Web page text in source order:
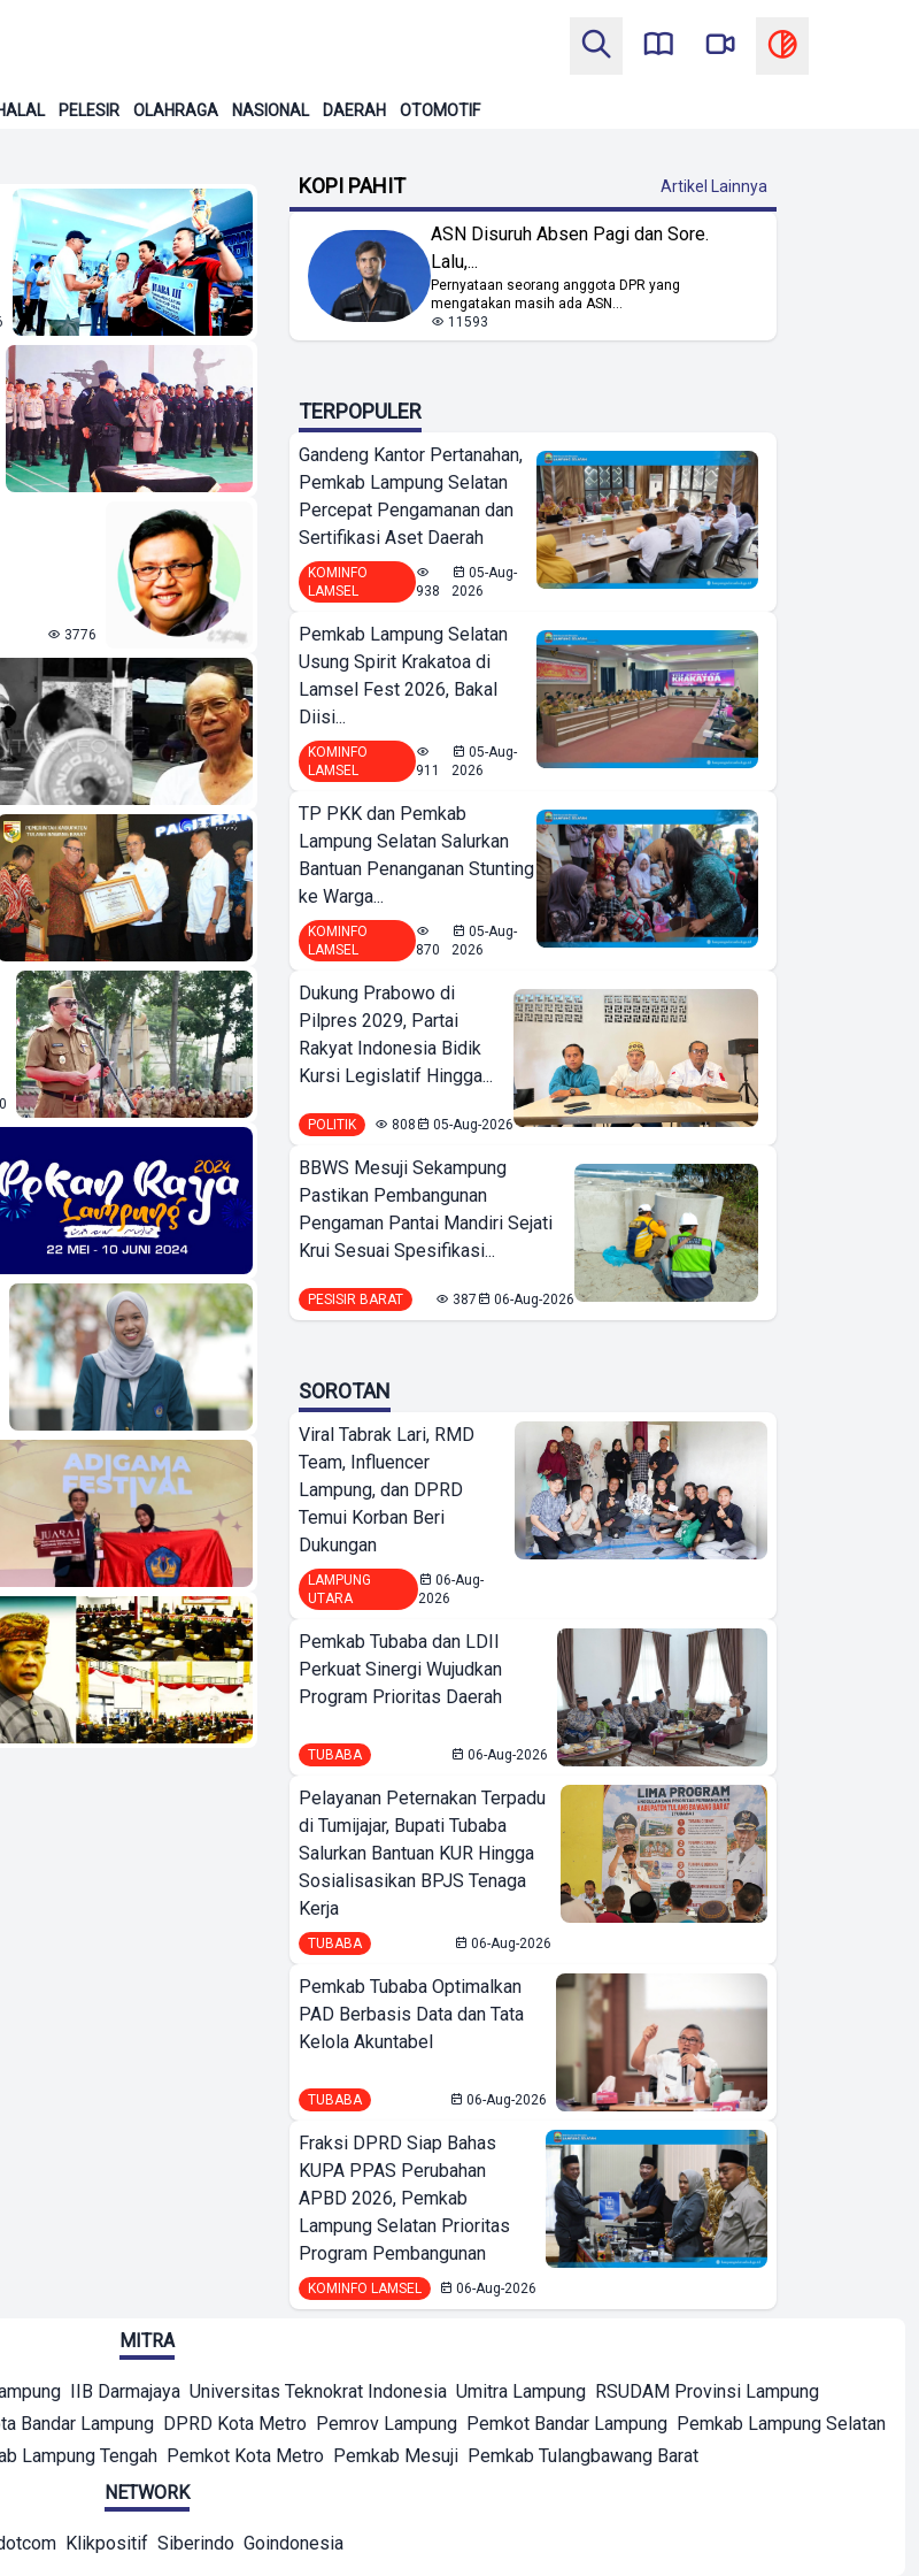
PELESIR OLAHRAGA NASIONAL DAERAH OTOMOTIF
3776
KOPI PAHIT Artikel Lainnya
ASN Disuruh Absen Pagi dan Sore.
Lalu,...
Pernyataan seorang anggota DPR yang
mengatakan masih ada ASN...
11593
TERPOPULER
Gandeng Kantor Pertanahan,
Pemkab Lampung Selatan
Percepat Pengamanan dan
Sertifikasi Aset Daerah
KOMINFO
LAMSEL
938
05-Aug-
2026
Pemkab Lampung Selatan
Usung Spirit Krakatoa di
Lamsel Fest 2026, Bakal
Diisi...
KOMINFO
LAMSEL
911
05-Aug-
2026
TP PKK dan Pemkab
Lampung Selatan Salurkan
Bantuan Penanganan Stunting
ke Warga...
KOMINFO
LAMSEL
870
05-Aug-
2026
Dukung Prabowo di
Pilpres 2029, Partai
Rakyat Indonesia Bidik
Kursi Legislatif Hingga...
POLITIK 808 05-Aug-2026
BBWS Mesuji Sekampung
Pastikan Pembangunan
Pengaman Pantai Mandiri Sejati
Krui Sesuai Spesifikasi...
PESISIR BARAT 387 06-Aug-2026
SOROTAN
Viral Tabrak Lari, RMD
Team, Influencer
Lampung, dan DPRD
Temui Korban Beri
Dukungan
LAMPUNG
UTARA
06-Aug-
2026
Pemkab Tubaba dan LDII
Perkuat Sinergi Wujudkan
Program Prioritas Daerah
TUBABA 06-Aug-2026
Pelayanan Peternakan Terpadu
di Tumijajar, Bupati Tubaba
Salurkan Bantuan KUR Hingga
Sosialisasikan BPJS Tenaga
Kerja
TUBABA 06-Aug-2026
Pemkab Tubaba Optimalkan
PAD Berbasis Data dan Tata
Kelola Akuntabel
TUBABA 06-Aug-2026
Fraksi DPRD Siap Bahas
KUPA PPAS Perubahan
APBD 2026, Pemkab
Lampung Selatan Prioritas
Program Pembangunan
KOMINFO LAMSEL 06-Aug-2026
MITRA
IIB Darmajaya Universitas Teknokrat Indonesia Umitra Lampung RSUDAM Provinsi Lampung
Bandar Lampung DPRD Kota Metro Pemrov Lampung Pemkot Bandar Lampung Pemkab Lampung Selatan
Lampung Tengah Pemkot Kota Metro Pemkab Mesuji Pemkab Tulangbawang Barat
NETWORK
Klikpositif Siberindo Goindonesia